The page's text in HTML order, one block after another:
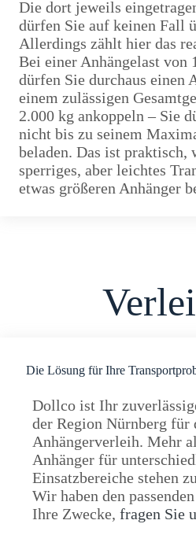
Die dort jeweils
dürfen Sie auf keinen Fall
Allerdings zählt hier das
Bei einer Anhängelast von
dürfen Sie durchaus einen
einem zulässigen
2.000 kg ankoppeln – Sie
nicht bis zu seinem
beladen. Das ist praktisch,
sperriges, aber leichtes
etwas größeren Anhänger
Die Lösung für Ihre
Dollco ist Ihr
der Region Nürnberg für
Anhängerverleih. Mehr
Anhänger für
Einsatzbereiche stehen
Wir haben den
Ihre Zwecke, fragen Sie